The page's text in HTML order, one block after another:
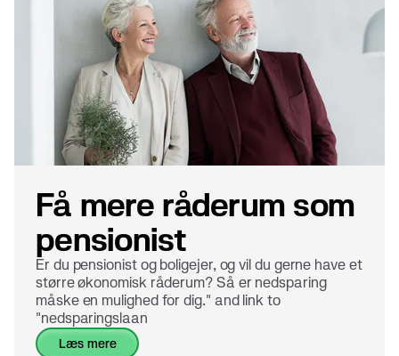
Få mere råderum som
pensionist
Er du pensionist og boligejer, og vil du gerne have et
større økonomisk råderum? Så er nedsparing
måske en mulighed for dig." and link to
"nedsparingslaan
læs mere